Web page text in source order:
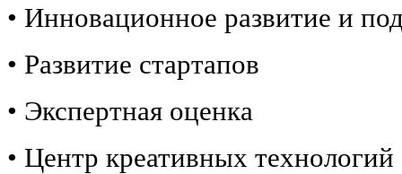
• Инновационное развитие и
• Развитие стартапов
• Экспертная оценка
• Центр креативных технологий